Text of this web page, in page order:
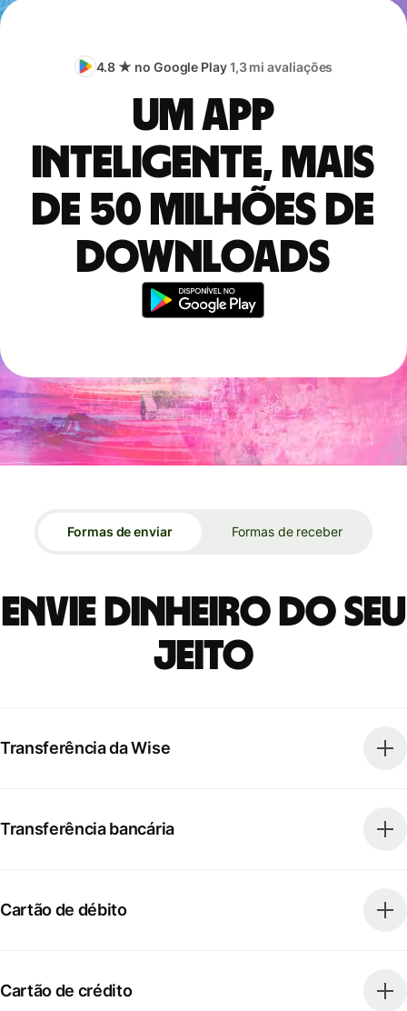
4.8 ★ no Google Play1,3 mi avaliações
Um app
inteligente, mais
de 50 milhões de
downloads
Formas de enviar Formas de receber
Envie dinheiro do seu
jeito
Transferência da Wise
Transferência bancária
Cartão de débito
Cartão de crédito